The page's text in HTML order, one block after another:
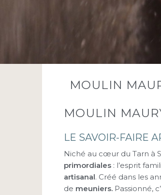
MOULIN
MOULIN
LE SAVOIR-FAIRE
Niché au cœur du Tarn à
primordiales : l’esprit
artisanal. Créé dans les
de meuniers. Passionné,